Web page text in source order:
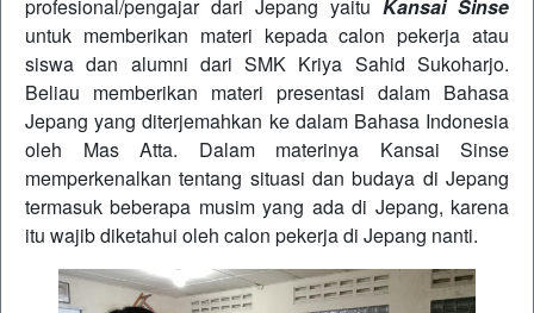
profesional/pengajar dari Jepang yaitu Kansai Sinse
untuk memberikan materi kepada calon pekerja atau
siswa dan alumni dari SMK Kriya Sahid Sukoharjo.
Beliau memberikan materi presentasi dalam Bahasa
Jepang yang diterjemahkan ke dalam Bahasa Indonesia
oleh Mas Atta. Dalam materinya Kansai Sinse
memperkenalkan tentang situasi dan budaya di Jepang
termasuk beberapa musim yang ada di Jepang, karena
itu wajib diketahui oleh calon pekerja di Jepang nanti.